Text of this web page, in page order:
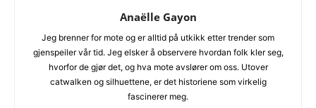
Anaëlle Gayon
Jeg brenner for mote og er alltid på utkikk etter trender som
gjenspeiler vår tid. Jeg elsker å observere hvordan folk kler seg,
hvorfor de gjør det, og hva mote avslører om oss. Utover
catwalken og silhuettene, er det historiene som virkelig
fascinerer meg.